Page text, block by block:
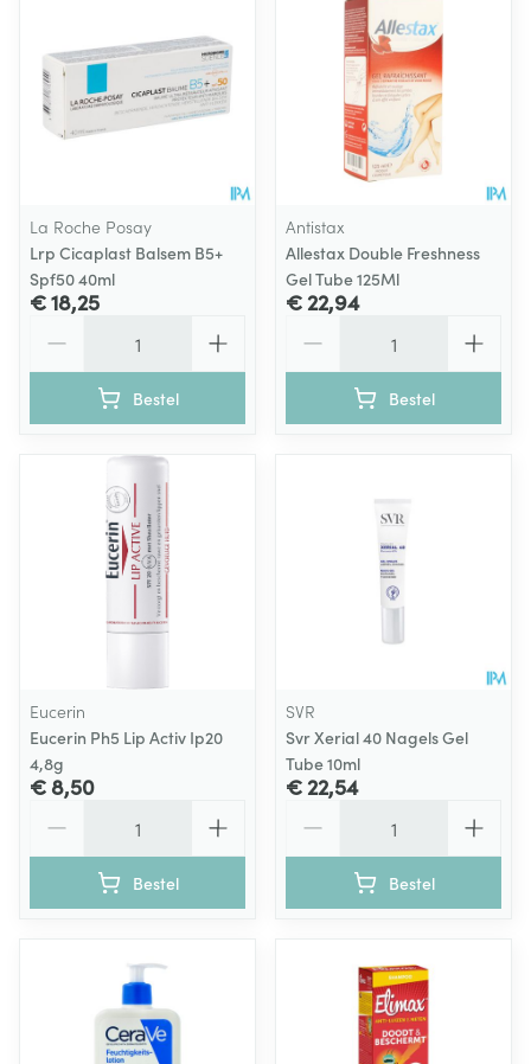
La Roche Posay
Lrp Cicaplast Balsem B5+
Spf50 40ml
€ 18,25
Bestel
Antistax
Allestax Double Freshness
Gel Tube 125Ml
€ 22,94
Bestel
Eucerin
Eucerin Ph5 Lip Activ Ip20
4,8g
€ 8,50
Bestel
SVR
Svr Xerial 40 Nagels Gel
Tube 10ml
€ 22,54
Bestel